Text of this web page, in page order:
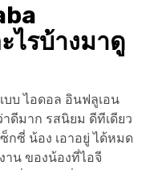
ไรบ้างมาดู
บบ ไอดอล อินฟลูเอน
าดีมาก รสนิยม ดีทีเดียว
ซ็กซี่ น้อง เอาอยู่ ได้หมด
าน ของน้องที่ไอจี